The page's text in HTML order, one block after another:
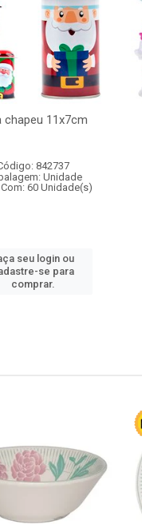
chapeu 11x7cm
842737
Unidade
60 Unidade(s)
seu login ou
se para
comprar.